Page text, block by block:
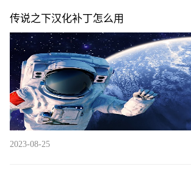
传说之下汉化补丁怎么用
2023-08-25